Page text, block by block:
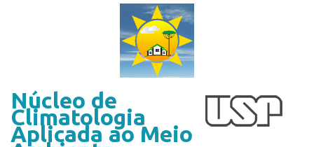
Núcleo de
Climatologia
Aplicada ao Meio